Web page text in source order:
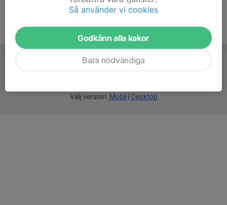
Välj version: Mobil Desktop
Så använder vi cookies
Godkänn alla kakor
Bara nödvändiga